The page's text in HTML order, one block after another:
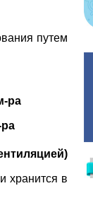
путем
хранится в